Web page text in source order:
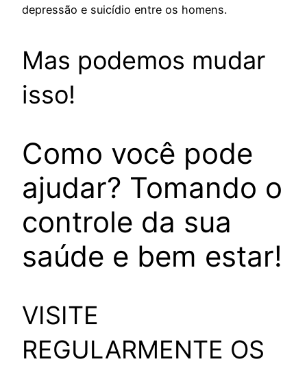
depressão e suicídio entre os homens.
Mas podemos mudar
isso!
Como você pode
ajudar? Tomando o
controle da sua
saúde e bem estar!
VISITE
REGULARMENTE OS